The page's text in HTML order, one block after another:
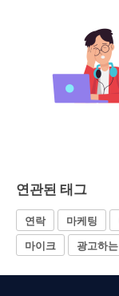
연관된 태그
연락 마케팅
마이크
광고하는